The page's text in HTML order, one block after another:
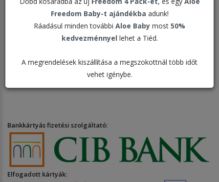
Freedom Baby-t ajándékba adunk!
Ráadásul minden további Aloe Baby most 50%
kedvezménnyel lehet a Tiéd.
A megrendelések kiszállítása a megszokottnál több időt
vehet igénybe.
nettó 23.553 Ft értékű. A vásárlási
összeg eléréséhez kérjük hogy
helyezzen még legalább 23.553 Ft
ebbe az összegbe nem számítanak
bele az oktatási és segédanyagok
Bankkártyás fizetési szolgáltató:
Elfogadott kártyák: